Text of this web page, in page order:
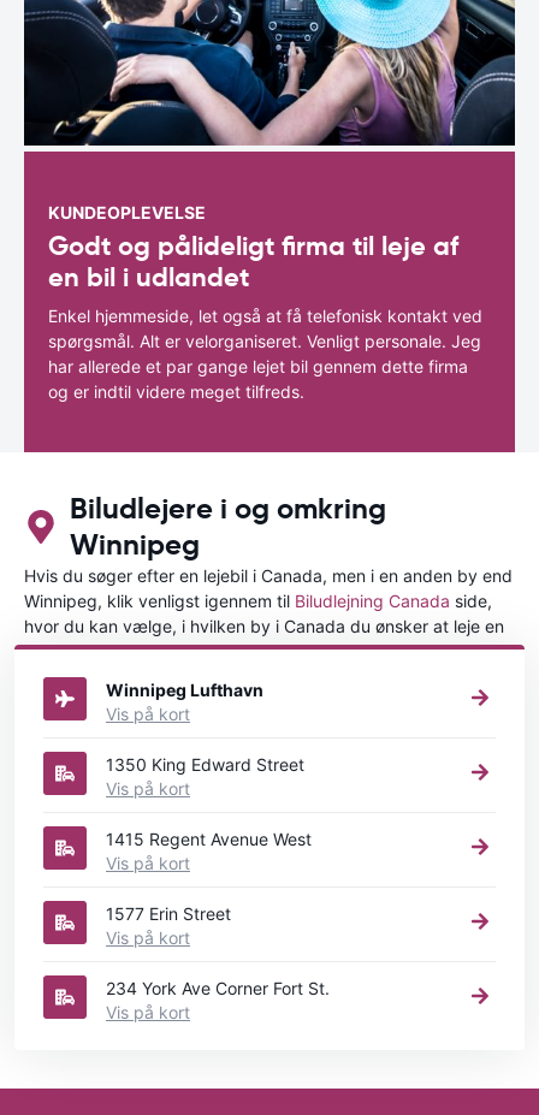
KUNDEOPLEVELSE
Godt og pålideligt firma til leje af
en bil i udlandet
Enkel hjemmeside, let også at få telefonisk kontakt ved
spørgsmål. Alt er velorganiseret. Venligt personale. Jeg
har allerede et par gange lejet bil gennem dette firma
og er indtil videre meget tilfreds.
Biludlejere i og omkring
Winnipeg
Hvis du søger efter en lejebil i Canada, men i en anden by end
Winnipeg, klik venligst igennem til Biludlejning Canada side,
hvor du kan vælge, i hvilken by i Canada du ønsker at leje en
bil.
Winnipeg Lufthavn
Vis på kort
1350 King Edward Street
Vis på kort
1415 Regent Avenue West
Vis på kort
1577 Erin Street
Vis på kort
234 York Ave Corner Fort St.
Vis på kort